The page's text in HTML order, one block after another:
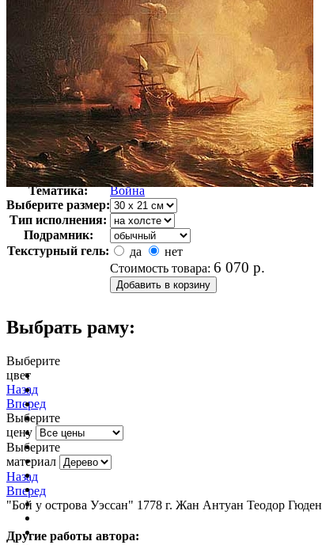
Автор:
Гюден Теодор
Арт-стиль
Английская живопись
Тематика:
Война
Выберите размер:
Тип исполнения:
Подрамник:
Текстурный гель:
да
нет
Стоимость товара: 6 070 р.
Выбрать раму:
Выберите
цвет
Назад
Вперед
Выберите
цену
Выберите
материал
Назад
Вперед
"Бой у острова Уэссан" 1778 г. Жан Антуан Теодор Гюден
Другие работы автора: